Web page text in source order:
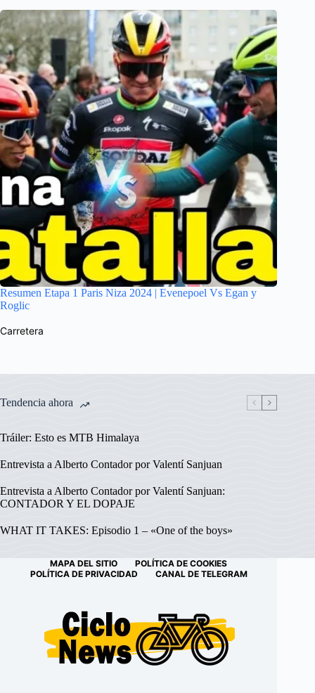
Resumen Etapa 1 Paris Niza 2024 | Evenepoel Vs Egan y
Roglic
Carretera
Tendencia ahora
Tráiler: Esto es MTB Himalaya
Entrevista a Alberto Contador por Valentí Sanjuan
Entrevista a Alberto Contador por Valentí Sanjuan:
CONTADOR Y EL DOPAJE
WHAT IT TAKES: Episodio 1 – «One of the boys»
MAPA DEL SITIO
POLÍTICA DE COOKIES
POLÍTICA DE PRIVACIDAD
CANAL DE TELEGRAM